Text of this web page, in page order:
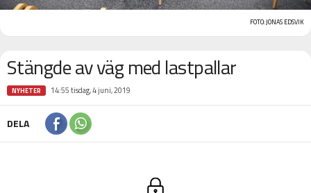
FOTO: JONAS EDSVIK
Stängde av väg med lastpallar
NYHETER 14:55 tisdag, 4 juni, 2019
DELA